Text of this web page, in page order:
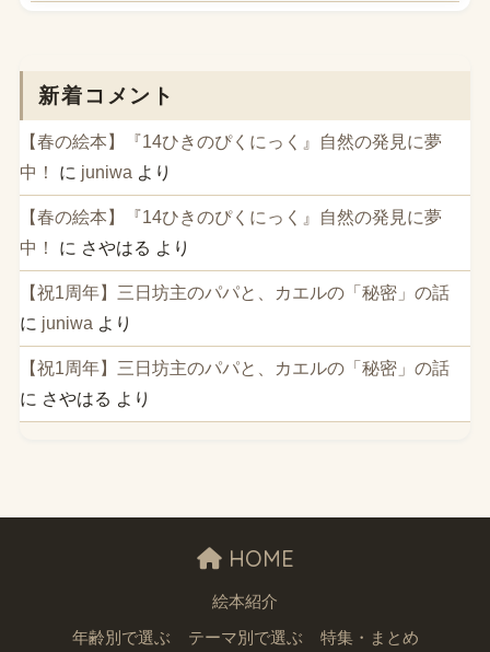
新着コメント
【春の絵本】『14ひきのぴくにっく』自然の発見に夢
中！
に juniwa より
【春の絵本】『14ひきのぴくにっく』自然の発見に夢
中！
に さやはる より
【祝1周年】三日坊主のパパと、カエルの「秘密」の話
に juniwa より
【祝1周年】三日坊主のパパと、カエルの「秘密」の話
に さやはる より
HOME
絵本紹介
年齢別で選ぶ テーマ別で選ぶ 特集・まとめ